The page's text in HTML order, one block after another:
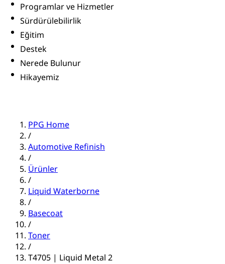
Programlar ve Hizmetler
Sürdürülebilirlik
Eğitim
Destek
Nerede Bulunur
Hikayemiz
PPG Home
/
Automotive Refinish
/
Ürünler
/
Liquid Waterborne
/
Basecoat
/
Toner
/
T4705 | Liquid Metal 2